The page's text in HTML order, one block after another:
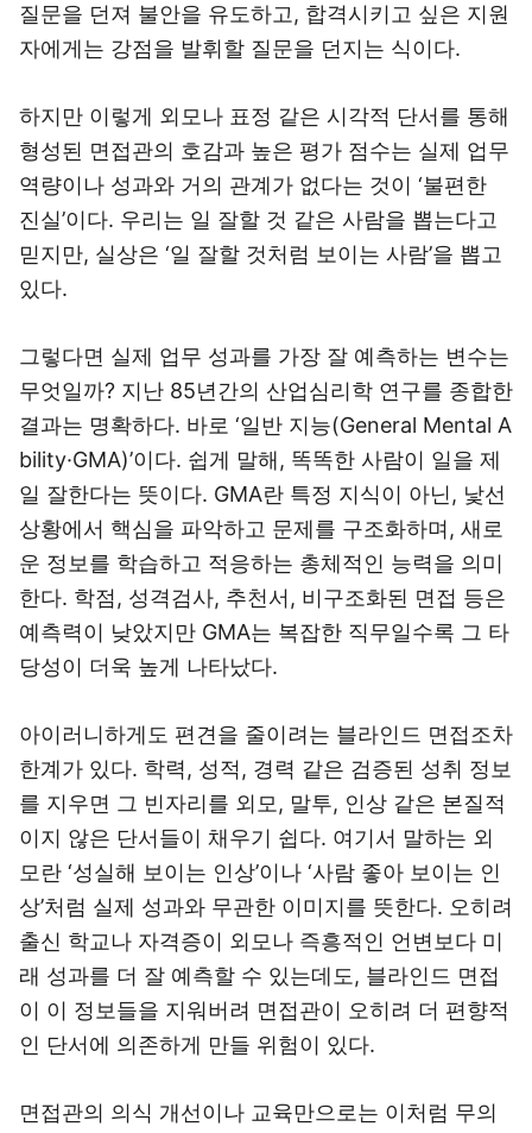
질문을 던져 불안을 유도하고, 합격시키고 싶은 지원
자에게는 강점을 발휘할 질문을 던지는 식이다.
하지만 이렇게 외모나 표정 같은 시각적 단서를 통해
형성된 면접관의 호감과 높은 평가 점수는 실제 업무
역량이나 성과와 거의 관계가 없다는 것이 ‘불편한
진실’이다. 우리는 일 잘할 것 같은 사람을 뽑는다고
믿지만, 실상은 ‘일 잘할 것처럼 보이는 사람’을 뽑고
있다.
그렇다면 실제 업무 성과를 가장 잘 예측하는 변수는
무엇일까? 지난 85년간의 산업심리학 연구를 종합한
결과는 명확하다. 바로 ‘일반 지능(General Mental A
bility·GMA)’이다. 쉽게 말해, 똑똑한 사람이 일을 제
일 잘한다는 뜻이다. GMA란 특정 지식이 아닌, 낯선
상황에서 핵심을 파악하고 문제를 구조화하며, 새로
운 정보를 학습하고 적응하는 총체적인 능력을 의미
한다. 학점, 성격검사, 추천서, 비구조화된 면접 등은
예측력이 낮았지만 GMA는 복잡한 직무일수록 그 타
당성이 더욱 높게 나타났다.
아이러니하게도 편견을 줄이려는 블라인드 면접조차
한계가 있다. 학력, 성적, 경력 같은 검증된 성취 정보
를 지우면 그 빈자리를 외모, 말투, 인상 같은 본질적
이지 않은 단서들이 채우기 쉽다. 여기서 말하는 외
모란 ‘성실해 보이는 인상’이나 ‘사람 좋아 보이는 인
상’처럼 실제 성과와 무관한 이미지를 뜻한다. 오히려
출신 학교나 자격증이 외모나 즉흥적인 언변보다 미
래 성과를 더 잘 예측할 수 있는데도, 블라인드 면접
이 이 정보들을 지워버려 면접관이 오히려 더 편향적
인 단서에 의존하게 만들 위험이 있다.
면접관의 의식 개선이나 교육만으로는 이처럼 무의